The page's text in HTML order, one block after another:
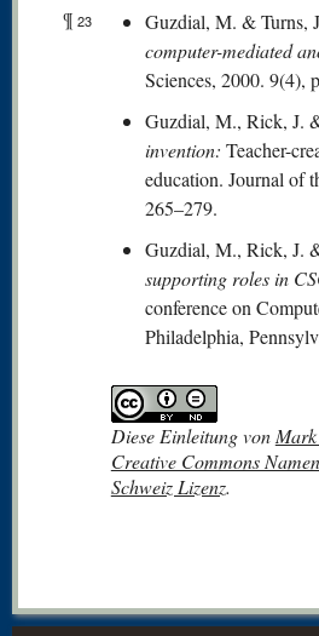
¶ 23 Guzdial, M. & Turns,
computer-mediated
Sciences, 2000. 9(4),
Guzdial, M., Rick, J.
invention: Teacher-
education. Journal of
265–279.
Guzdial, M., Rick, J.
supporting roles in
conference on
Philadelphia,
Diese Einleitungvon
Creative Commons
Schweiz Lizenz.